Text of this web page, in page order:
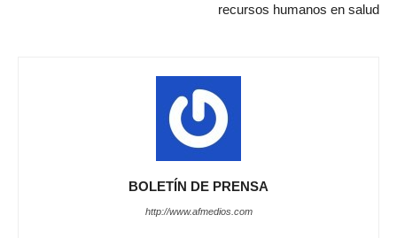
recursos humanos en salud
BOLETÍN DE PRENSA
http://www.afmedios.com